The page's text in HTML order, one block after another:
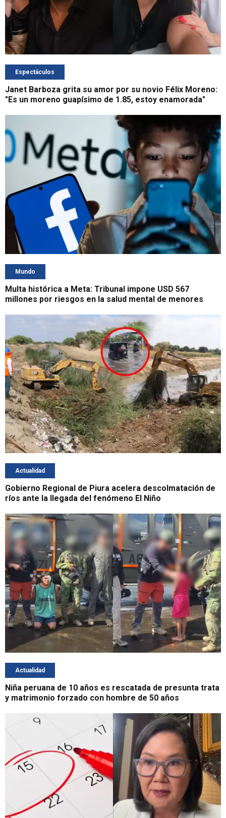
Espectáculos
Janet Barboza grita su amor por su novio Félix Moreno:
"Es un moreno guapísimo de 1.85, estoy enamorada"
Mundo
Multa histórica a Meta: Tribunal impone USD 567
millones por riesgos en la salud mental de menores
Actualidad
Gobierno Regional de Piura acelera descolmatación de
ríos ante la llegada del fenómeno El Niño
Actualidad
Niña peruana de 10 años es rescatada de presunta trata
y matrimonio forzado con hombre de 50 años